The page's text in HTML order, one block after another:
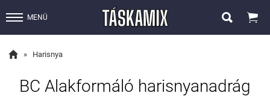
MENÜ  
 » Harisnya
BC Alakformáló harisnyanadrág